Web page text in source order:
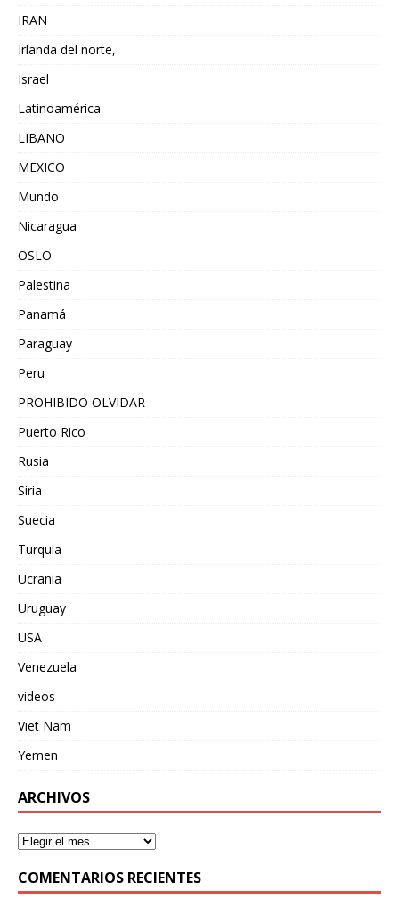
IRAN
Irlanda del norte,
Israel
Latinoamérica
LIBANO
MEXICO
Mundo
Nicaragua
OSLO
Palestina
Panamá
Paraguay
Peru
PROHIBIDO OLVIDAR
Puerto Rico
Rusia
Siria
Suecia
Turquia
Ucrania
Uruguay
USA
Venezuela
videos
Viet Nam
Yemen
ARCHIVOS
COMENTARIOS RECIENTES